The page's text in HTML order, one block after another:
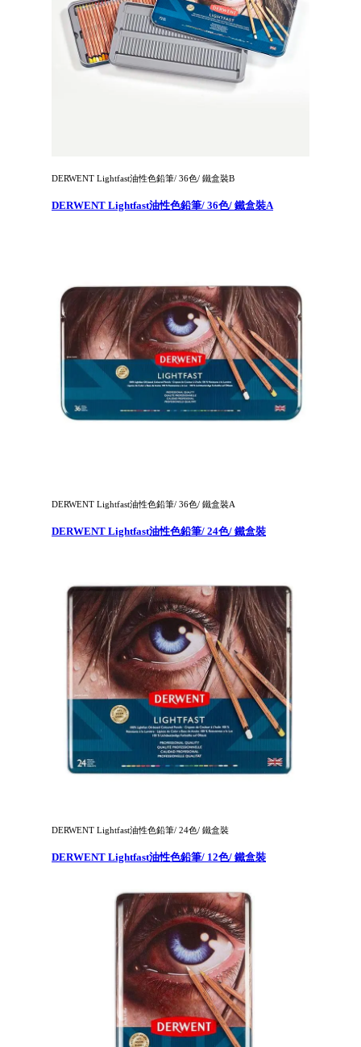
DERWENT Lightfast油性色鉛筆/ 36色/ 鐵盒裝B
DERWENT Lightfast油性色鉛筆/ 36色/ 鐵盒裝A
DERWENT Lightfast油性色鉛筆/ 36色/ 鐵盒裝A
DERWENT Lightfast油性色鉛筆/ 24色/ 鐵盒裝
DERWENT Lightfast油性色鉛筆/ 24色/ 鐵盒裝
DERWENT Lightfast油性色鉛筆/ 12色/ 鐵盒裝